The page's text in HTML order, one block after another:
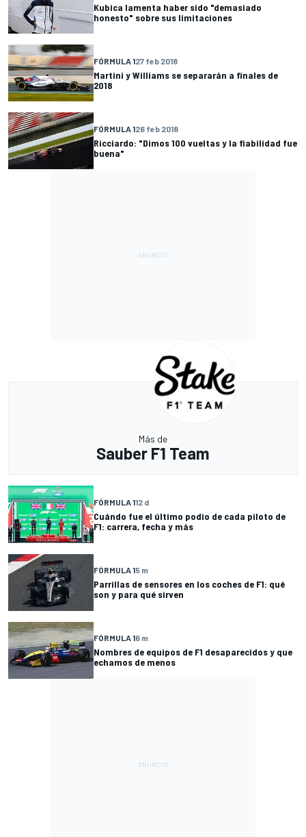
Kubica lamenta haber sido "demasiado
honesto" sobre sus limitaciones
FÓRMULA 127 feb 2018
Martini y Williams se separarán a finales de
2018
FÓRMULA 126 feb 2018
Ricciardo: "Dimos 100 vueltas y la fiabilidad fue
buena"
Más de
Sauber F1 Team
FÓRMULA 112 d
Cuándo fue el último podio de cada piloto de
F1: carrera, fecha y más
FÓRMULA 15 m
Parrillas de sensores en los coches de F1: qué
son y para qué sirven
FÓRMULA 16 m
Nombres de equipos de F1 desaparecidos y que
echamos de menos